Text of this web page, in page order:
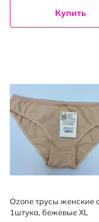
Купить
Ozone трусы женские
1штука, бежевые XL